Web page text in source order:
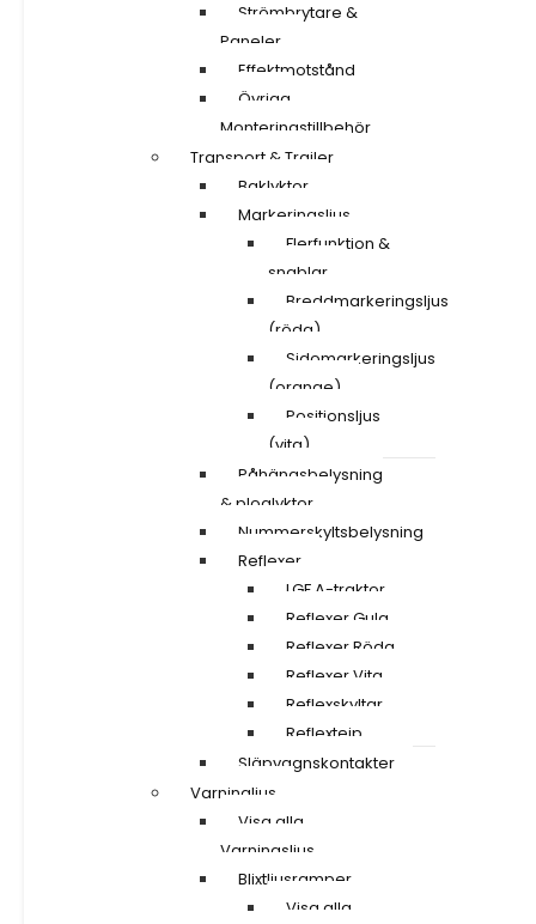
Strömbrytare &
Paneler
Effektmotstånd
Övriga
Monteringstillbehör
Transport & Trailer
Baklyktor
Markeringsljus
Flerfunktion &
snablar
Breddmarkeringsljus
(röda)
Sidomarkeringsljus
(orange)
Positionsljus
(vita)
Påhängsbelysning
& ploglyktor
Nummerskyltsbelysning
Reflexer
LGF A-traktor
Reflexer Gula
Reflexer Röda
Reflexer Vita
Reflexskyltar
Reflextejp
Släpvagnskontakter
Varningljus
Visa alla
Varningsljus
Blixtljusramper
Visa alla